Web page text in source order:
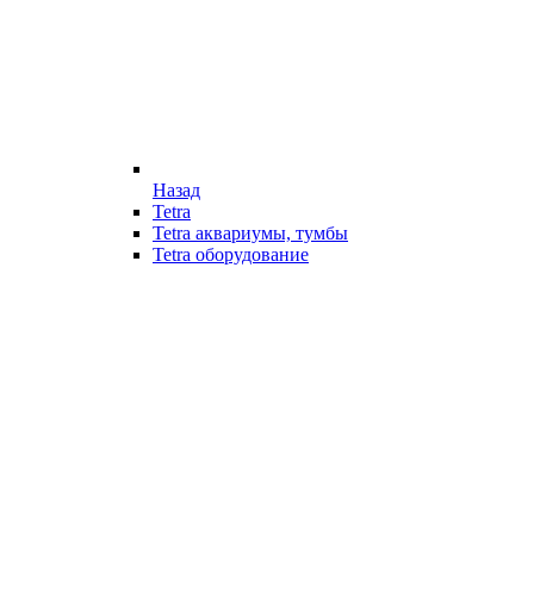
Назад
Tetra
Tetra аквариумы, тумбы
Tetra оборудование